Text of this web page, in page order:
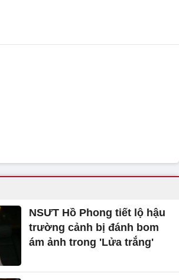
NSƯT Hồ Phong tiết lộ hậu
trường cảnh bị đánh bom
ám ảnh trong 'Lửa trắng'